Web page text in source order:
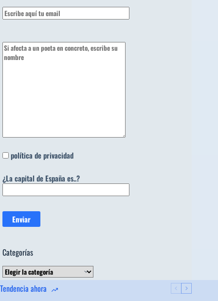
política de privacidad
¿La capital de España es..?
Categorías
Categorías
Tendencia ahora